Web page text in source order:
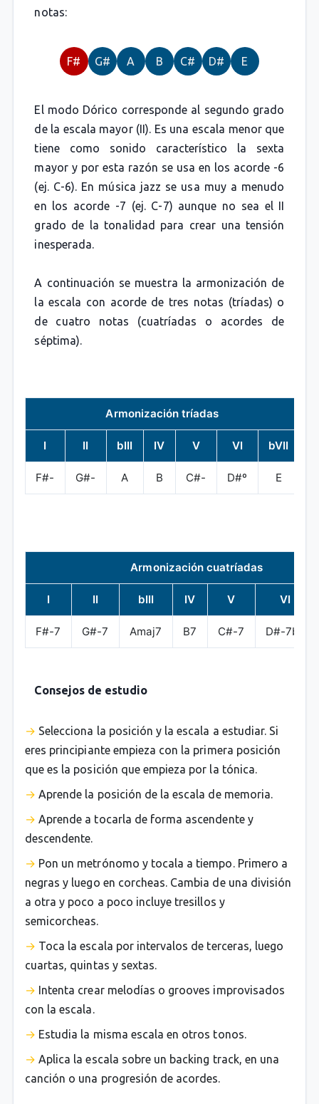
notas:
F# G# A B C# D# E
El modo Dórico corresponde al segundo grado
de la escala mayor (II). Es una escala menor que
tiene como sonido característico la sexta
mayor y por esta razón se usa en los acorde -6
(ej. C-6). En música jazz se usa muy a menudo
en los acorde -7 (ej. C-7) aunque no sea el II
grado de la tonalidad para crear una tensión
inesperada.
A continuación se muestra la armonización de
la escala con acorde de tres notas (tríadas) o
de cuatro notas (cuatríadas o acordes de
séptima).
Armonización tríadas
I II bIII IV V VI bVII
F#- G#- A B C#- D#º E
Armonización cuatríadas
I II bIII IV V VI
F#-7 G#-7 Amaj7 B7 C#-7 D#-7b5
Consejos de estudio
Selecciona la posición y la escala a estudiar. Si
eres principiante empieza con la primera posición
que es la posición que empieza por la tónica.
Aprende la posición de la escala de memoria.
Aprende a tocarla de forma ascendente y
descendente.
Pon un metrónomo y tocala a tiempo. Primero a
negras y luego en corcheas. Cambia de una división
a otra y poco a poco incluye tresillos y
semicorcheas.
Toca la escala por intervalos de terceras, luego
cuartas, quintas y sextas.
Intenta crear melodías o grooves improvisados
con la escala.
Estudia la misma escala en otros tonos.
Aplica la escala sobre un backing track, en una
canción o una progresión de acordes.